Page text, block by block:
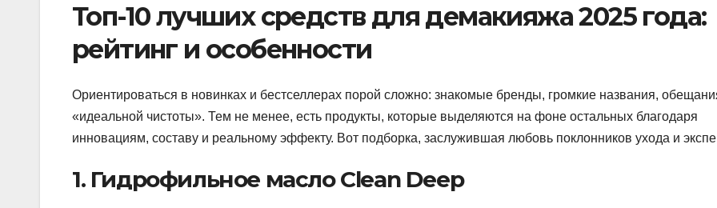
Топ-10 лучших средств для демакияжа 2025 года:
рейтинг и особенности
Ориентироваться в новинках и бестселлерах порой сложно: знакомые бренды, громкие названия,
«идеальной чистоты». Тем не менее, есть продукты, которые выделяются на фоне остальных благодаря
инновациям, составу и реальному эффекту. Вот подборка, заслужившая любовь поклонников ухода и
1. Гидрофильное масло Clean Deep